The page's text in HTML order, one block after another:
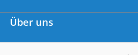
Über uns